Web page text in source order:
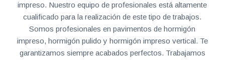
impreso. Nuestro equipo de profesionales está altamente
cualificado para la realización de este tipo de trabajos.
Somos profesionales en pavimentos de hormigón
impreso, hormigón pulido y hormigón impreso vertical. Te
garantizamos siempre acabados perfectos. Trabajamos